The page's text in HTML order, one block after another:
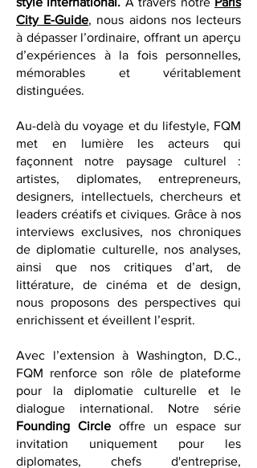
subtilités dusavoir-faire français et du
style international.À travers notreParis
City E-Guide, nous aidons nos lecteurs
à dépasser l’ordinaire, offrant un aperçu
d’expériences à la fois personnelles,
mémorables et véritablement
Au-delà du voyage et du lifestyle, FQM
met en lumière les acteurs qui
façonnent notre paysage culturel :
artistes, diplomates, entrepreneurs,
designers, intellectuels, chercheurs et
leaders créatifs et civiques. Grâce à nos
interviews exclusives, nos chroniques
de diplomatie culturelle, nos analyses,
ainsi que nos critiques d’art, de
littérature, de cinéma et de design,
nous proposons des perspectives qui
Avec l’extension à Washington, D.C.,
FQM renforce son rôle de plateforme
pour la diplomatie culturelle et le
dialogue international. Notre série
Founding Circleoffre un espace sur